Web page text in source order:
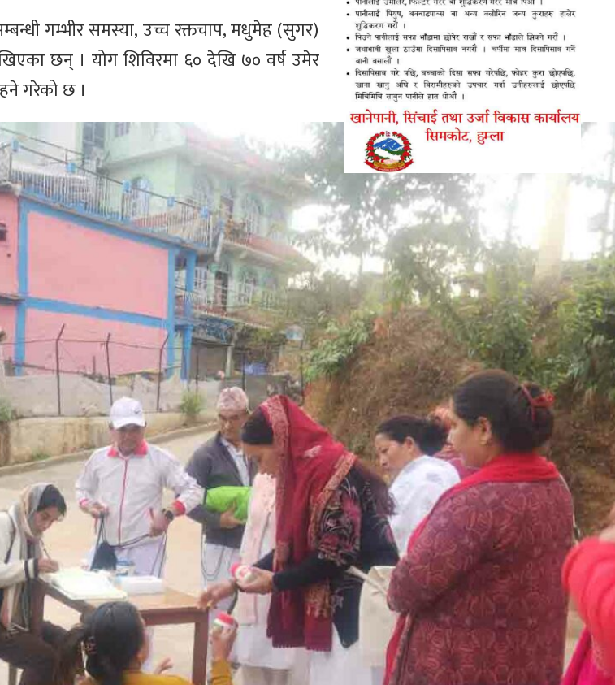
गम्भीर समस्या, उच्च रक्तचाप, मधुमेह (सुगर)
छन् । योग शिविरमा ६० देखि ७० वर्ष उमेर
गरेको छ ।